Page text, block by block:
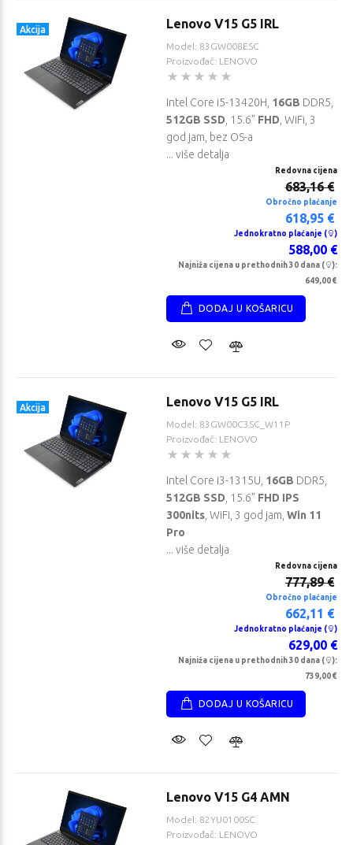
Akcija Lenovo V15 G5 IRL
Model: 83GW008ESC
Proizvođač: LENOVO
Intel Core i5-13420H, 16GB DDR5,
512GB SSD , 15.6" FHD , WiFi, 3
god jam, bez OS-a
... više detalja
Redovna cijena
683,16 €
Obročno plaćanje
618,95 €
Jednokratno plaćanje ( )
588,00 €
Najniža cijena u prethodnih 30 dana (
):
649,00 €
DODAJ U KOŠARICU
Akcija Lenovo V15 G5 IRL
Model: 83GW00C3SC_W11P
Proizvođač: LENOVO
Intel Core i3-1315U, 16GB DDR5,
512GB SSD , 15.6" FHD IPS
300nits , WiFi, 3 god jam,Win 11
Pro
... više detalja
Redovna cijena
777,89 €
Obročno plaćanje
662,11 €
Jednokratno plaćanje ( )
629,00 €
Najniža cijena u prethodnih 30 dana (
):
739,00 €
DODAJ U KOŠARICU
Lenovo V15 G4 AMN
Model: 82YU0100SC
Proizvođač: LENOVO